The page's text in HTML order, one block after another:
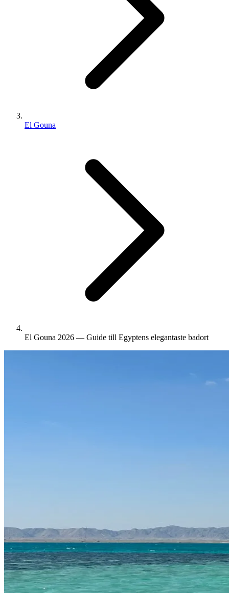
El Gouna
El Gouna 2026 — Guide till Egyptens elegantaste badort